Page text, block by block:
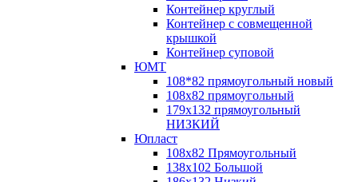
Контейнер круглый
Контейнер с совмещенной
крышкой
Контейнер суповой
ЮМТ
108*82 прямоугольный новый
108х82 прямоугольный
179х132 прямоугольный
НИЗКИЙ
Юпласт
108х82 Прямоугольный
138х102 Большой